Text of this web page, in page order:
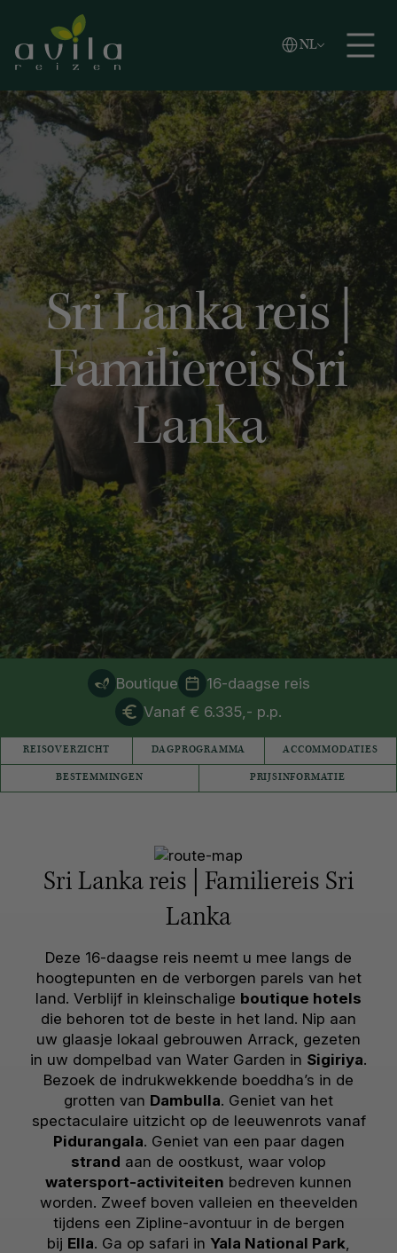
Zoeken
NL
Vlaams
English
Sri Lanka reis |
Familiereis Sri
Lanka
Boutique
16-daagse reis
Vanaf € 6.335,- p.p.
REISOVERZICHT DAGPROGRAMMA ACCOMMODATIES
BESTEMMINGEN PRIJSINFORMATIE
Sri Lanka reis | Familiereis Sri
Lanka
Deze 16-daagse reis neemt u mee langs de
hoogtepunten en de verborgen parels van het
land. Verblijf in kleinschalige boutique hotels
die behoren tot de beste in het land. Nip aan
uw glaasje lokaal gebrouwen Arrack, gezeten
in uw dompelbad van Water Garden in Sigiriya.
Bezoek de indrukwekkende boeddha’s in de
grotten van Dambulla. Geniet van het
spectaculaire uitzicht op de leeuwenrots vanaf
Pidurangala. Geniet van een paar dagen
strand aan de oostkust, waar volop
watersport-activiteiten bedreven kunnen
worden. Zweef boven valleien en theevelden
tijdens een Zipline-avontuur in de bergen
bij Ella. Ga op safari in Yala National Park,